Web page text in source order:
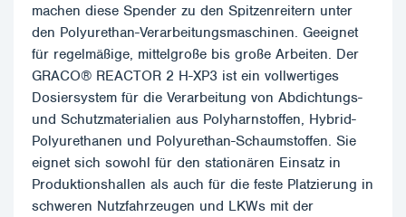
machen diese Spender zu den Spitzenreitern unter
den Polyurethan-Verarbeitungsmaschinen. Geeignet
für regelmäßige, mittelgroße bis große Arbeiten. Der
GRACO® REACTOR 2 H-XP3 ist ein vollwertiges
Dosiersystem für die Verarbeitung von Abdichtungs-
und Schutzmaterialien aus Polyharnstoffen, Hybrid-
Polyurethanen und Polyurethan-Schaumstoffen. Sie
eignet sich sowohl für den stationären Einsatz in
Produktionshallen als auch für die feste Platzierung in
schweren Nutzfahrzeugen und LKWs mit der